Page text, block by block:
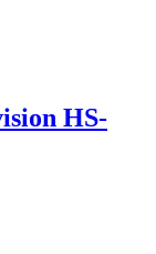
HS-